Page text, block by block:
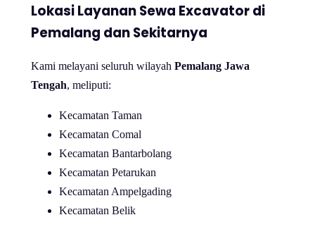
Lokasi Layanan Sewa Excavator di
Pemalang dan Sekitarnya
Kami melayani seluruh wilayah Pemalang Jawa
Tengah, meliputi:
Kecamatan Taman
Kecamatan Comal
Kecamatan Bantarbolang
Kecamatan Petarukan
Kecamatan Ampelgading
Kecamatan Belik